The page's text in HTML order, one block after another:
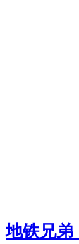
地铁兄弟